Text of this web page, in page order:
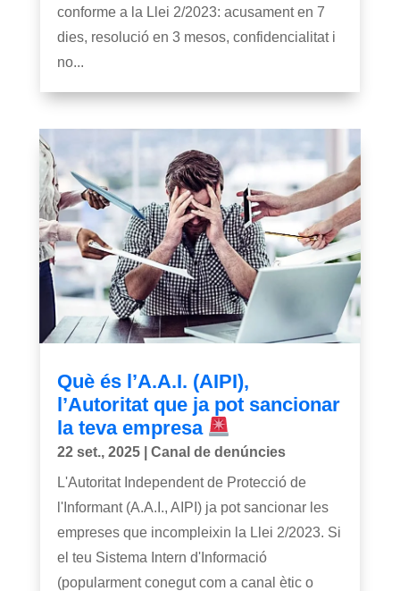
conforme a la Llei 2/2023: acusament en 7
dies, resolució en 3 mesos, confidencialitat i
no...
Què és l’A.A.I. (AIPI),
l’Autoritat que ja pot sancionar
la teva empresa
22 set., 2025| Canal de denúncies
L'Autoritat Independent de Protecció de
l'Informant (A.A.I., AIPI) ja pot sancionar les
empreses que incompleixin la Llei 2/2023. Si
el teu Sistema Intern d'Informació
(popularment conegut com a canal ètic o